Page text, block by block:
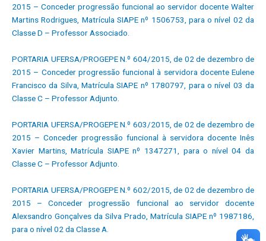
2015 – Conceder progressão funcional ao servidor docente Walter
Martins Rodrigues, Matrícula SIAPE nº 1506753, para o nível 02 da
Classe D – Professor Associado.
PORTARIA UFERSA/PROGEPE N.º 604/2015, de 02 de dezembro de
2015 – Conceder progressão funcional à servidora docente Eulene
Francisco da Silva, Matrícula SIAPE nº 1780797, para o nível 03 da
Classe C – Professor Adjunto.
PORTARIA UFERSA/PROGEPE N.º 603/2015, de 02 de dezembro de
2015 – Conceder progressão funcional à servidora docente Inês
Xavier Martins, Matrícula SIAPE nº 1347271, para o nível 04 da
Classe C – Professor Adjunto.
PORTARIA UFERSA/PROGEPE N.º 602/2015, de 02 de dezembro de
2015 – Conceder progressão funcional ao servidor docente
Alexsandro Gonçalves da Silva Prado, Matrícula SIAPE nº 1987186,
para o nível 02 da Classe A.